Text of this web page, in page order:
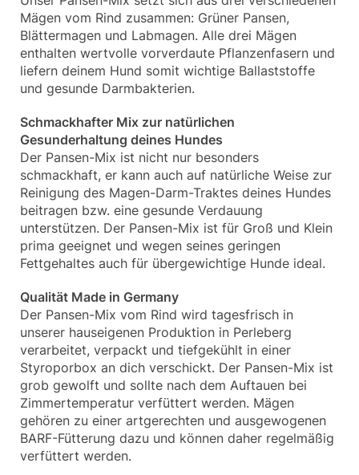
Mägen vom Rind zusammen: Grüner Pansen,
Blättermagen und Labmagen. Alle drei Mägen
enthalten wertvolle vorverdaute Pflanzenfasern und
liefern deinem Hund somit wichtige Ballaststoffe
und gesunde Darmbakterien.
Schmackhafter Mix zur natürlichen
Gesunderhaltung deines Hundes
Der Pansen-Mix ist nicht nur besonders
schmackhaft, er kann auch auf natürliche Weise zur
Reinigung des Magen-Darm-Traktes deines Hundes
beitragen bzw. eine gesunde Verdauung
unterstützen. Der Pansen-Mix ist für Groß und Klein
prima geeignet und wegen seines geringen
Fettgehaltes auch für übergewichtige Hunde ideal.
Qualität Made in Germany
Der Pansen-Mix vom Rind wird tagesfrisch in
unserer hauseigenen Produktion in Perleberg
verarbeitet, verpackt und tiefgekühlt in einer
Styroporbox an dich verschickt. Der Pansen-Mix ist
grob gewolft und sollte nach dem Auftauen bei
Zimmertemperatur verfüttert werden. Mägen
gehören zu einer artgerechten und ausgewogenen
BARF-Fütterung dazu und können daher regelmäßig
verfüttert werden.